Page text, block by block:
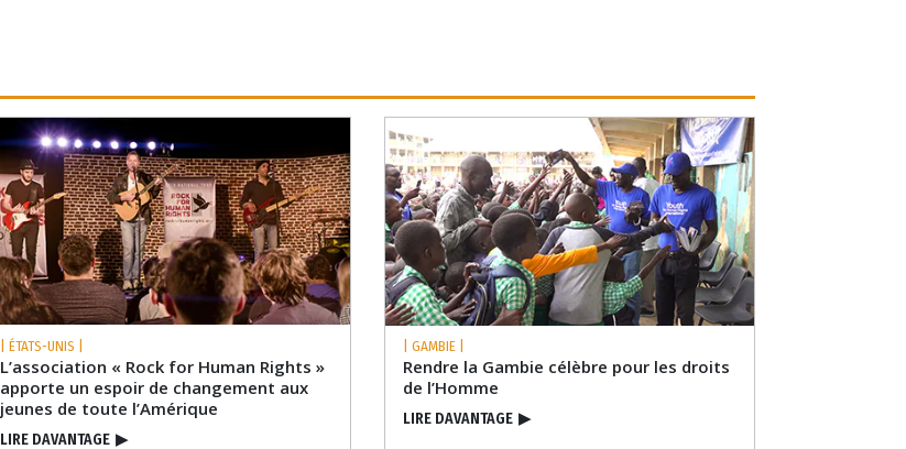
| ÉTATS-UNIS |
L’association « Rock for Human Rights »
apporte un espoir de changement aux
jeunes de toute l’Amérique
LIRE DAVANTAGE ▶
| GAMBIE |
Rendre la Gambie célèbre pour les droits
de l’Homme
LIRE DAVANTAGE ▶